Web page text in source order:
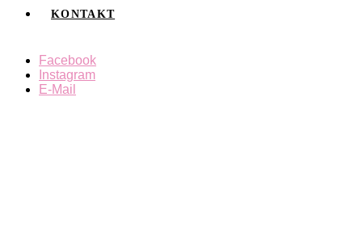
KONTAKT
Facebook
Instagram
E-Mail